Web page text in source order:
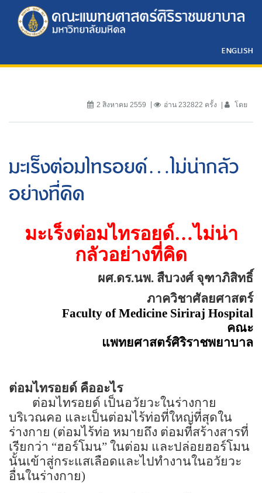
ENGLISH
2 สิงหาคม 2559 อ่าน 232822 ครั้ง โดย
มะเร็งต่อมไทรอยด์…ไม่น่ากลัว
อย่างที่คิด
มะเร็งต่อมไทรอยด์…ไม่น่า
กลัวอย่างที่คิด
ผศ.ดร.นพ. สืบวงศ์ จุฑาภิสิทธิ์
ภาควิชาศัลยศาสตร์
Faculty of Medicine Siriraj Hospital
คณะ
แพทยศาสตร์ศิริราชพยาบาล
ต่อมไทรอยด์ คืออะไร
ต่อมไทรอยด์ เป็นอวัยวะในร่างกาย
บริเวณคอ และเป็นต่อมไร้ท่อที่ใหญ่ที่สุดใน
ร่างกาย (ต่อมไร้ท่อ หมายถึง ต่อมที่สร้างสารที่
เรียกว่า “ฮอร์โมน” ในต่อม และปล่อยฮอร์โมน
นั้นเข้าสู่กระแสเลือดและไปทำงานในอวัยวะ
อื่นในร่างกาย)